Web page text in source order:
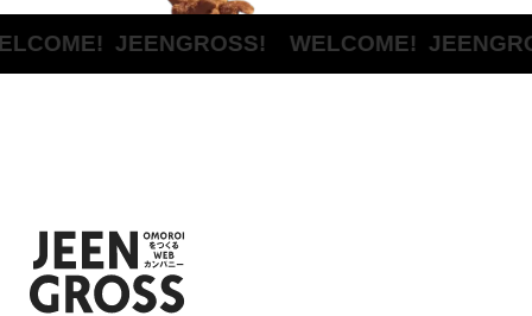
JEENGROSS! WELCOME!